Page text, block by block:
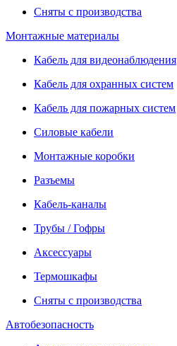
Сняты с производства
Монтажные материалы
Кабель для видеонаблюдения
Кабель для охранных систем
Кабель для пожарных систем
Силовые кабели
Монтажные коробки
Разъемы
Кабель-каналы
Трубы / Гофры
Аксессуары
Термошкафы
Сняты с производства
Автобезопасность